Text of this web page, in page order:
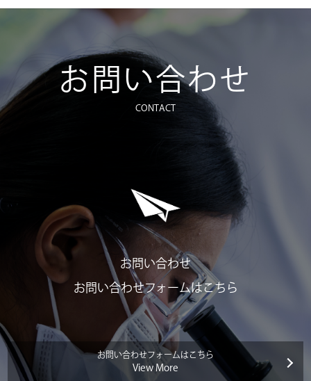
お問い合わせ
CONTACT
お問い合わせ
お問い合わせフォームはこちら
お問い合わせフォームはこちら
View More